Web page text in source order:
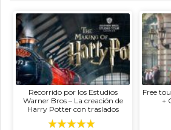
Recorrido por los Estudios
Warner Bros – La creación de
Harry Potter con traslados
Free
+